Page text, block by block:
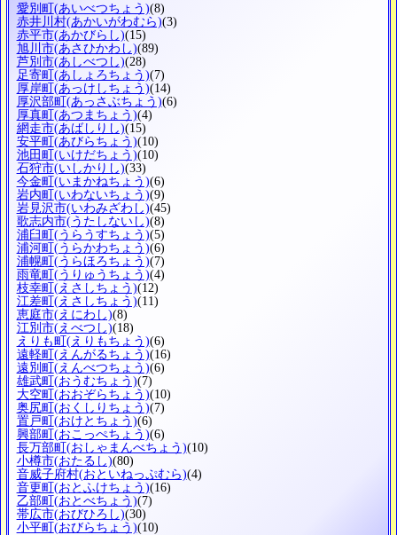
愛別町 (あいべつちょう)(8)
赤井川村(あかいがわむら)(3)
赤平市(あかびらし)(15)
旭川市(あさひかわし)(89)
芦別市(あしべつし)(28)
足寄町 (あしょろちょう)(7)
厚岸町 (あっけしちょう)(14)
厚沢部町 (あっさぶちょう)(6)
厚真町 (あつまちょう)(4)
網走市(あばしりし)(15)
安平町 (あびらちょう)(10)
池田町 (いけだちょう)(10)
石狩市(いしかりし)(33)
今金町 (いまかねちょう)(6)
岩内町 (いわないちょう)(9)
岩見沢市(いわみざわし)(45)
歌志内市(うたしないし)(8)
浦臼町 (うらうすちょう)(5)
浦河町 (うらかわちょう)(6)
浦幌町 (うらほろちょう)(7)
雨竜町 (うりゅうちょう)(4)
枝幸町 (えさしちょう)(12)
江差町 (えさしちょう)(11)
恵庭市(えにわし)(8)
江別市(えべつし)(18)
えりも町 (えりもちょう)(6)
遠軽町 (えんがるちょう)(16)
遠別町 (えんべつちょう)(6)
雄武町 (おうむちょう)(7)
大空町 (おおぞらちょう)(10)
奥尻町 (おくしりちょう)(7)
置戸町 (おけとちょう)(6)
興部町 (おこっぺちょう)(6)
長万部町 (おしゃまんべちょう)(10)
小樽市(おたるし)(80)
音威子府村(おといねっぷむら)(4)
音更町 (おとふけちょう)(16)
乙部町 (おとべちょう)(7)
帯広市(おびひろし)(30)
小平町 (おびらちょう)(10)